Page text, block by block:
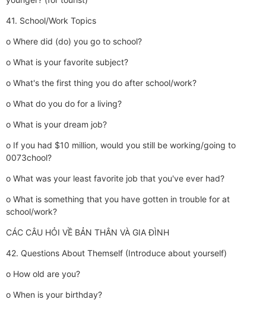
41. School/Work Topics
o Where did (do) you go to school?
o What is your favorite subject?
o What's the first thing you do after school/work?
o What do you do for a living?
o What is your dream job?
o If you had $10 million, would you still be working/going to
0073chool?
o What was your least favorite job that you've ever had?
o What is something that you have gotten in trouble for at
school/work?
CÁC CÂU HỎI VỀ BẢN THÂN VÀ GIA ĐÌNH
42. Questions About Themself (Introduce about yourself)
o How old are you?
o When is your birthday?